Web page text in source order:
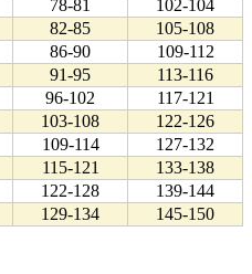
78-81
102-104
82-85
105-108
86-90
109-112
91-95
113-116
96-102
117-121
103-108
122-126
109-114
127-132
115-121
133-138
122-128
139-144
129-134 145-150